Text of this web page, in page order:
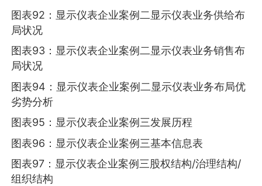
图表92：显示仪表企业案例二显示仪表业务供给布
局状况
图表93：显示仪表企业案例二显示仪表业务销售布
局状况
图表94：显示仪表企业案例二显示仪表业务布局优
劣势分析
图表95：显示仪表企业案例三发展历程
图表96：显示仪表企业案例三基本信息表
图表97：显示仪表企业案例三股权结构/治理结构/
组织结构